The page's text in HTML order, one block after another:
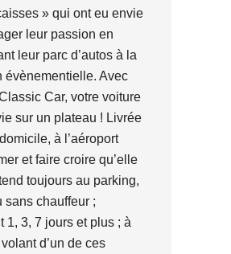
» qui ont eu envie
leur passion en
leur parc d’autos à la
évènementielle. Avec
Car, votre voiture
sur un plateau ! Livrée
à l’aéroport
et faire croire qu’elle
toujours au parking,
sans chauffeur ;
1, 3, 7 jours et plus ; à
d’un de ces